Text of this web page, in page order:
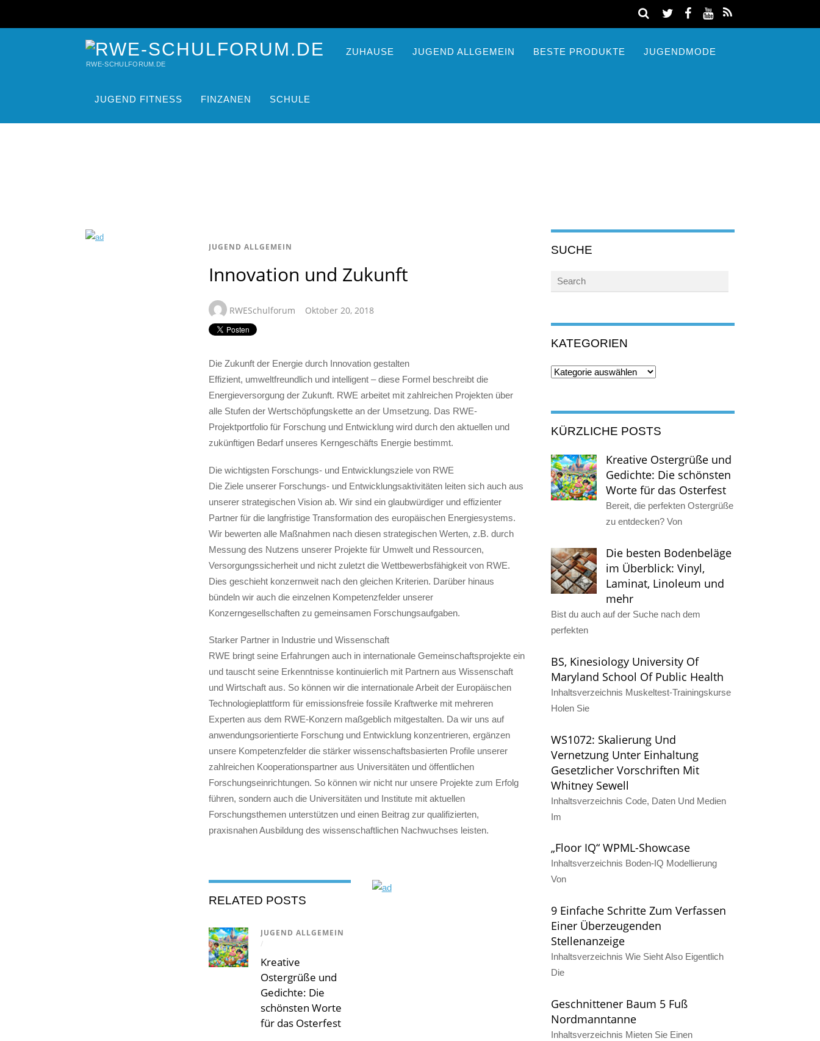
RWE-SCHULFORUM.DE
ZUHAUSE JUGEND ALLGEMEIN BESTE PRODUKTE JUGENDMODE
JUGEND FITNESS FINZANEN SCHULE
JUGEND ALLGEMEIN
Innovation und Zukunft
RWESchulforum Oktober 20, 2018
Die Zukunft der Energie durch Innovation gestalten
Effizient, umweltfreundlich und intelligent – diese Formel beschreibt die
Energieversorgung der Zukunft. RWE arbeitet mit zahlreichen Projekten über
alle Stufen der Wertschöpfungskette an der Umsetzung. Das RWE-
Projektportfolio für Forschung und Entwicklung wird durch den aktuellen und
zukünftigen Bedarf unseres Kerngeschäfts Energie bestimmt.
Die wichtigsten Forschungs- und Entwicklungsziele von RWE
Die Ziele unserer Forschungs- und Entwicklungsaktivitäten leiten sich auch aus
unserer strategischen Vision ab. Wir sind ein glaubwürdiger und effizienter
Partner für die langfristige Transformation des europäischen Energiesystems.
Wir bewerten alle Maßnahmen nach diesen strategischen Werten, z.B. durch
Messung des Nutzens unserer Projekte für Umwelt und Ressourcen,
Versorgungssicherheit und nicht zuletzt die Wettbewerbsfähigkeit von RWE.
Dies geschieht konzernweit nach den gleichen Kriterien. Darüber hinaus
bündeln wir auch die einzelnen Kompetenzfelder unserer
Konzerngesellschaften zu gemeinsamen Forschungsaufgaben.
Starker Partner in Industrie und Wissenschaft
RWE bringt seine Erfahrungen auch in internationale Gemeinschaftsprojekte ein
und tauscht seine Erkenntnisse kontinuierlich mit Partnern aus Wissenschaft
und Wirtschaft aus. So können wir die internationale Arbeit der Europäischen
Technologieplattform für emissionsfreie fossile Kraftwerke mit mehreren
Experten aus dem RWE-Konzern maßgeblich mitgestalten. Da wir uns auf
anwendungsorientierte Forschung und Entwicklung konzentrieren, ergänzen
unsere Kompetenzfelder die stärker wissenschaftsbasierten Profile unserer
zahlreichen Kooperationspartner aus Universitäten und öffentlichen
Forschungseinrichtungen. So können wir nicht nur unsere Projekte zum Erfolg
führen, sondern auch die Universitäten und Institute mit aktuellen
Forschungsthemen unterstützen und einen Beitrag zur qualifizierten,
praxisnahen Ausbildung des wissenschaftlichen Nachwuchses leisten.
RELATED POSTS
JUGEND ALLGEMEIN
/
Kreative
Ostergrüße und
Gedichte: Die
schönsten Worte
für das Osterfest
SUCHE
KATEGORIEN
Kategorien
KÜRZLICHE POSTS
Kreative Ostergrüße und
Gedichte: Die schönsten
Worte für das Osterfest
Bereit, die perfekten Ostergrüße
zu entdecken? Von
Die besten Bodenbeläge
im Überblick: Vinyl,
Laminat, Linoleum und
mehr
Bist du auch auf der Suche nach dem
perfekten
BS, Kinesiology University Of
Maryland School Of Public Health
Inhaltsverzeichnis Muskeltest-Trainingskurse
Holen Sie
WS1072: Skalierung Und
Vernetzung Unter Einhaltung
Gesetzlicher Vorschriften Mit
Whitney Sewell
Inhaltsverzeichnis Code, Daten Und Medien
Im
„Floor IQ“ WPML-Showcase
Inhaltsverzeichnis Boden-IQ Modellierung
Von
9 Einfache Schritte Zum Verfassen
Einer Überzeugenden
Stellenanzeige
Inhaltsverzeichnis Wie Sieht Also Eigentlich
Die
Geschnittener Baum 5 Fuß
Nordmanntanne
Inhaltsverzeichnis Mieten Sie Einen